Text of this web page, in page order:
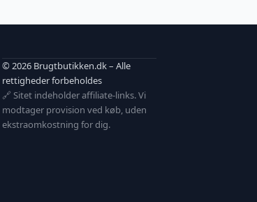
© 2026 Brugtbutikken.dk – Alle
rettigheder forbeholdes
🔗 Sitet indeholder affiliate-links. Vi
modtager provision ved køb, uden
ekstraomkostning for dig.